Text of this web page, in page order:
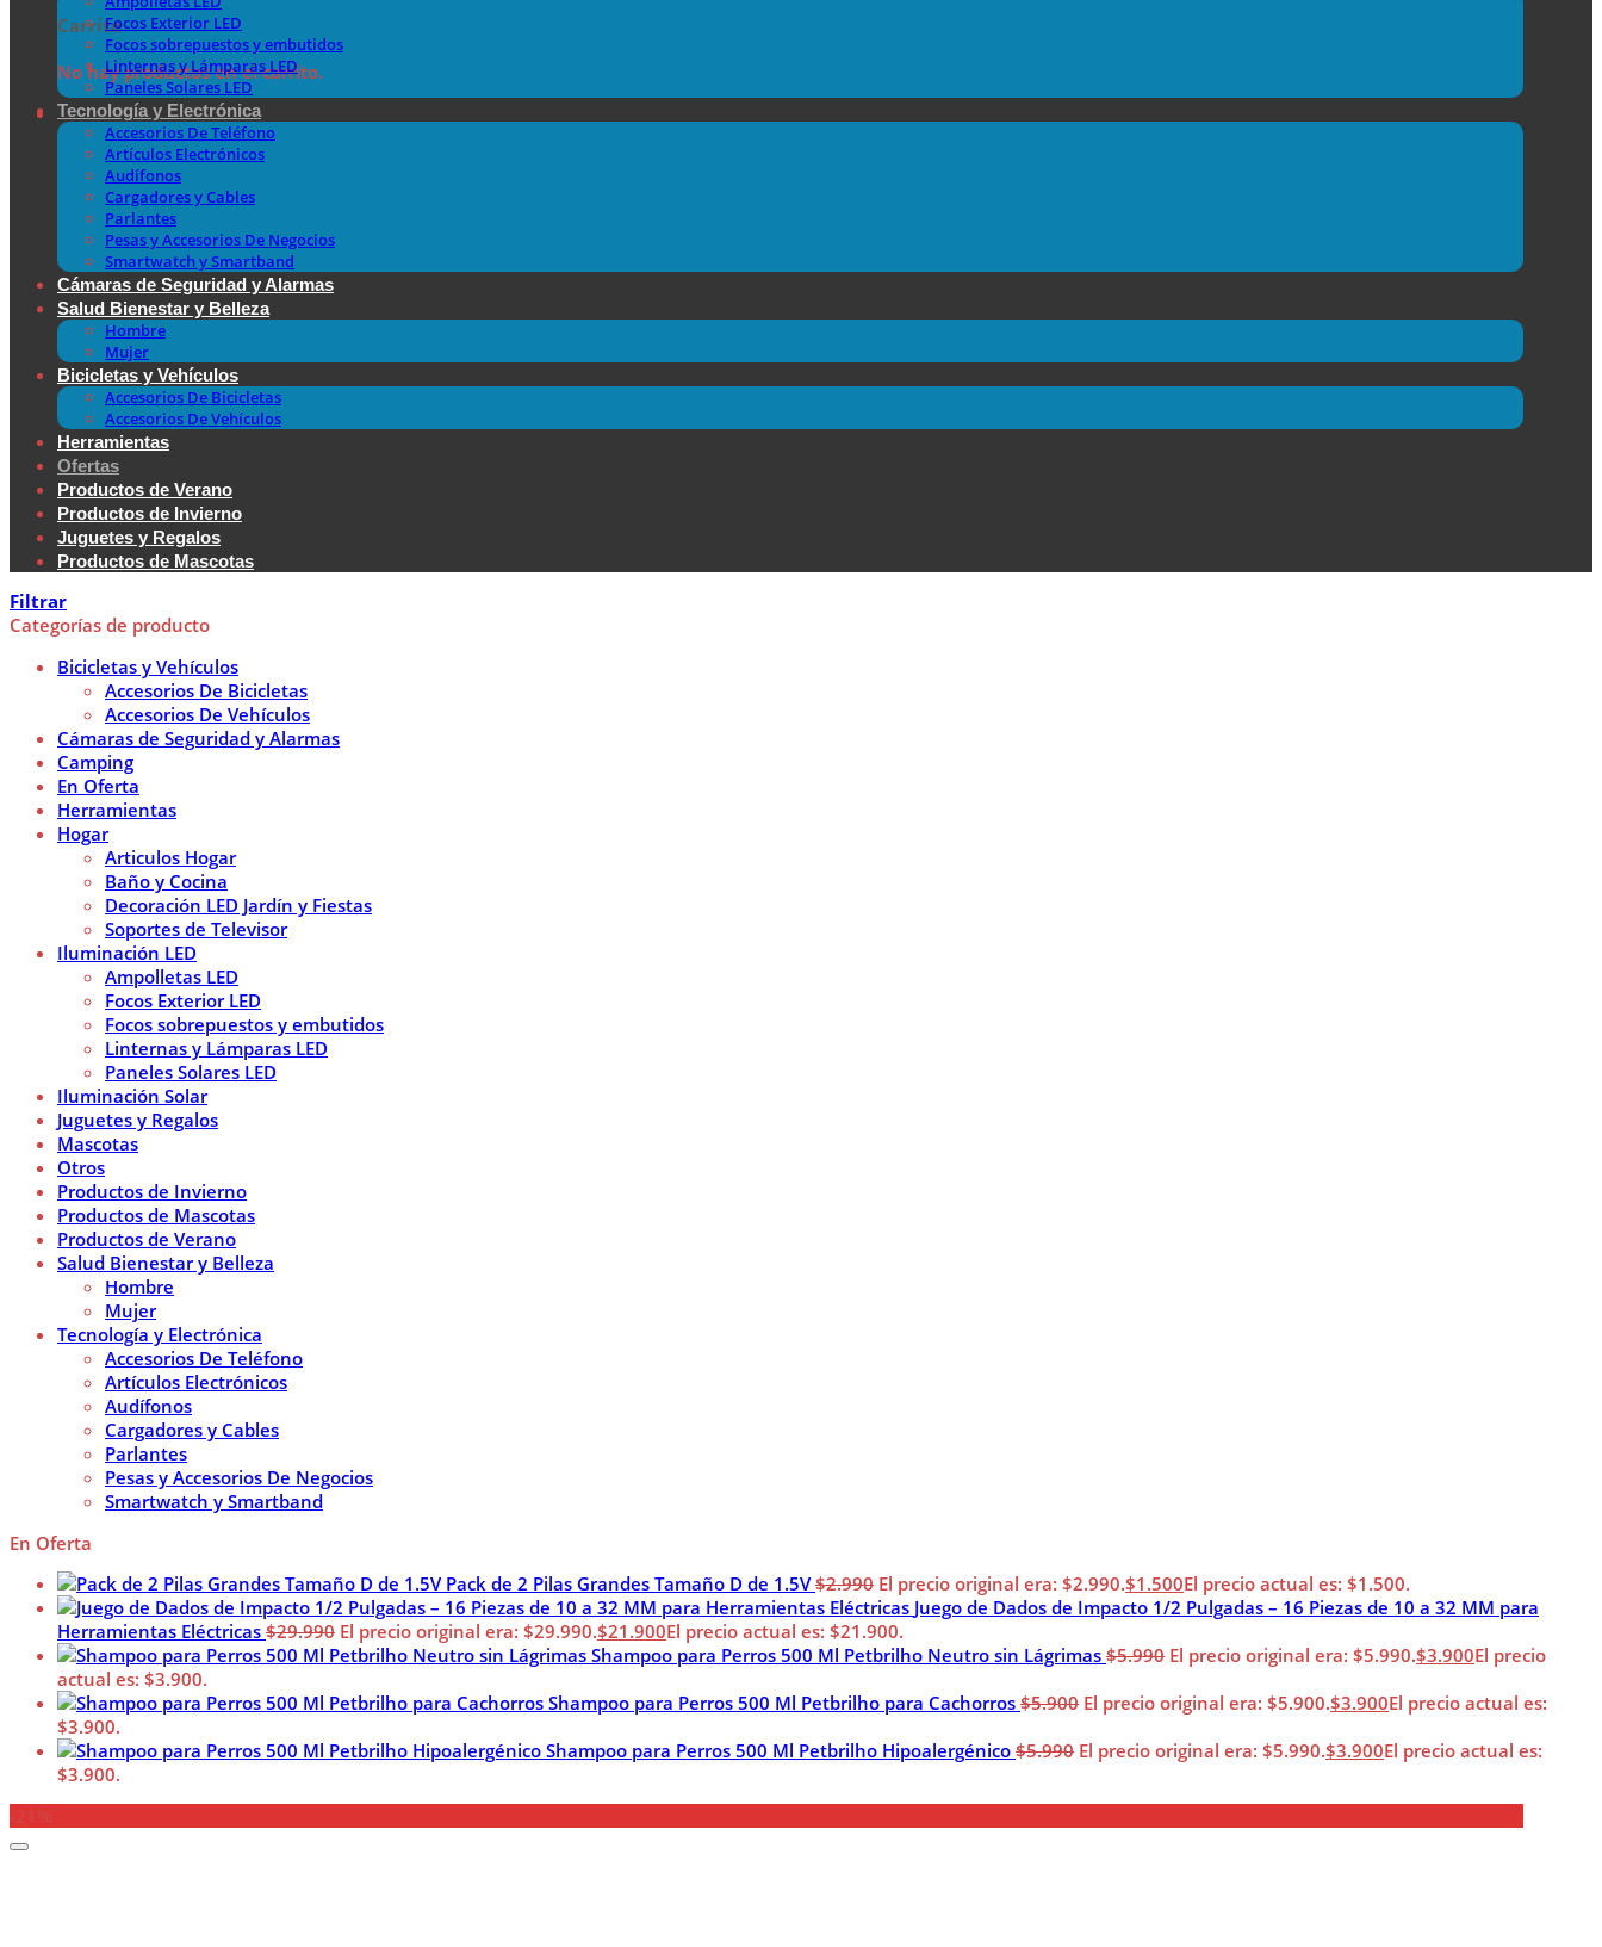
Carrito
No hay productos en el carrito.
Focos Exterior LED
Focos sobrepuestos y embutidos
Linternas y Lámparas LED
Paneles Solares LED
Tecnología y Electrónica
Accesorios De Teléfono
Artículos Electrónicos
Audífonos
Cargadores y Cables
Parlantes
Pesas y Accesorios De Negocios
Smartwatch y Smartband
Cámaras de Seguridad y Alarmas
Salud Bienestar y Belleza
Hombre
Mujer
Bicicletas y Vehículos
Accesorios De Bicicletas
Accesorios De Vehículos
Herramientas
Ofertas
Productos de Verano
Productos de Invierno
Juguetes y Regalos
Productos de Mascotas
Filtrar
Categorías de producto
Bicicletas y Vehículos
Accesorios De Bicicletas
Accesorios De Vehículos
Cámaras de Seguridad y Alarmas
Camping
En Oferta
Herramientas
Hogar
Articulos Hogar
Baño y Cocina
Decoración LED Jardín y Fiestas
Soportes de Televisor
Iluminación LED
Ampolletas LED
Focos Exterior LED
Focos sobrepuestos y embutidos
Linternas y Lámparas LED
Paneles Solares LED
Iluminación Solar
Juguetes y Regalos
Mascotas
Otros
Productos de Invierno
Productos de Mascotas
Productos de Verano
Salud Bienestar y Belleza
Hombre
Mujer
Tecnología y Electrónica
Accesorios De Teléfono
Artículos Electrónicos
Audífonos
Cargadores y Cables
Parlantes
Pesas y Accesorios De Negocios
Smartwatch y Smartband
En Oferta
Pack de 2 Pilas Grandes Tamaño D de 1.5V $2.990 El precio original era: $2.990.$1.500El precio actual es: $1.500.
Juego de Dados de Impacto 1/2 Pulgadas – 16 Piezas de 10 a 32 MM para
Herramientas Eléctricas $29.990 El precio original era: $29.990.$21.900El precio actual es: $21.900.
Shampoo para Perros 500 Ml Petbrilho Neutro sin Lágrimas $5.990 El precio original era: $5.990.$3.900El precio
actual es: $3.900.
Shampoo para Perros 500 Ml Petbrilho para Cachorros $5.900 El precio original era: $5.900.$3.900El precio actual es:
$3.900.
Shampoo para Perros 500 Ml Petbrilho Hipoalergénico $5.990 El precio original era: $5.990.$3.900El precio actual es:
$3.900.